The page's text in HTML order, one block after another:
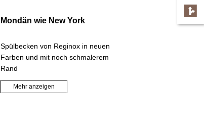
Mondän wie New York
Spülbecken von Reginox in neuen
Farben und mit noch schmalerem
Rand
Mehr anzeigen